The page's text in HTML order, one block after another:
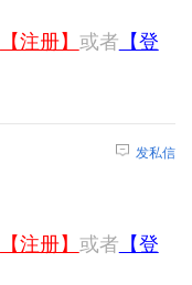
【注册】 或者 【登
发私信
【注册】 或者 【登